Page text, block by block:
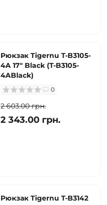
Рюкзак Tigernu T-B3105-
4A 17" Black (T-B3105-
4ABlack)
0
2 603.00 грн.
2 343.00 грн.
Рюкзак Tigernu T-B3142